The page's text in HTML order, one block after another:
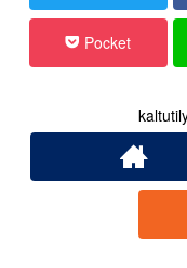
Pocket